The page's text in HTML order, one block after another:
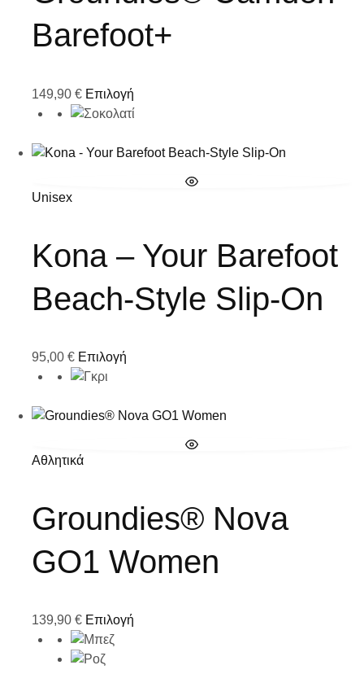
Barefoot+
149,90 € Επιλογή
Unisex
Kona – Your Barefoot
Beach-Style Slip-On
95,00 € Επιλογή
Αθλητικά
Groundies® Nova
GO1 Women
139,90 € Επιλογή